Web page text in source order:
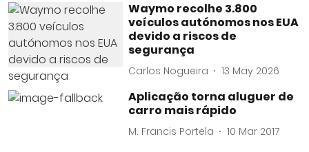
Waymo recolhe 3.800
veículos autónomos nos EUA
devido a riscos de
segurança
Carlos Nogueira 13 May 2026
Aplicação torna aluguer de
carro mais rápido
M. Francis Portela 10 Mar 2017